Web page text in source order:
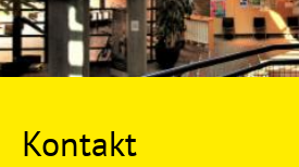
Kontakt